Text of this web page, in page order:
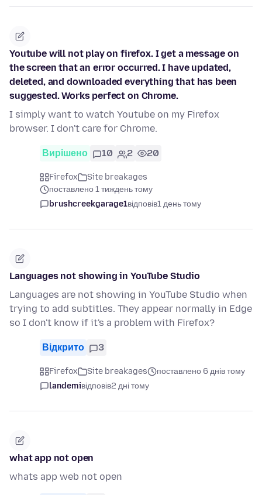
Youtube will not play on firefox. I get a message on
the screen that an error occurred. I have updated,
deleted, and downloaded everything that has been
suggested. Works perfect on Chrome.
I simply want to watch Youtube on my Firefox
browser. I don't care for Chrome.
Вирішено 10 2 20
Firefox
Site breakages
поставлено 1 тиждень тому
brushcreekgarage1відповів1 день тому
Languages not showing in YouTube Studio
Languages are not showing in YouTube Studio when
trying to add subtitles. They appear normally in Edge
so I don't know if it's a problem with Firefox?
Відкрито 3
Firefox Site breakages
поставлено 6 днів тому
landemiвідповів2 дні тому
what app not open
whats app web not open